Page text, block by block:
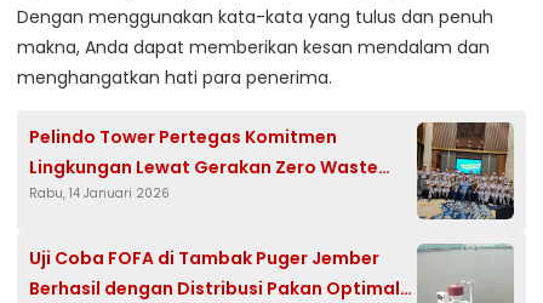
Dengan menggunakan kata-kata yang tulus dan penuh
makna, Anda dapat memberikan kesan mendalam dan
menghangatkan hati para penerima.
Pelindo Tower Pertegas Komitmen
Lingkungan Lewat Gerakan Zero Waste
Awareness
Rabu, 14 Januari 2026
Uji Coba FOFA di Tambak Puger Jember
Berhasil dengan Distribusi Pakan Optimal